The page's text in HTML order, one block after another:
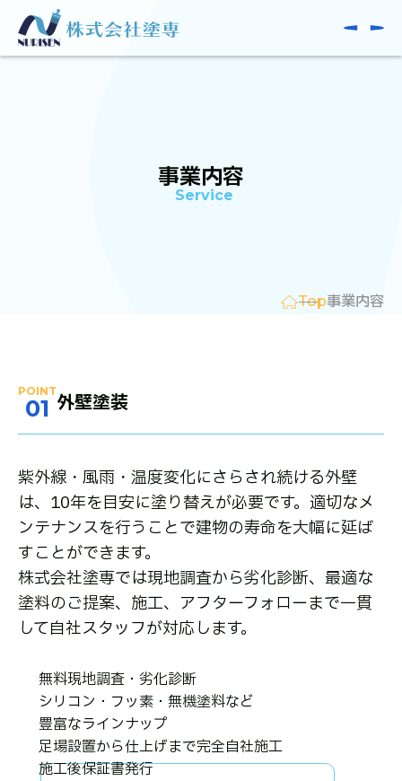
事業内容
Service
Top事業内容
POINT
01 外壁塗装
紫外線・風雨・温度変化にさらされ続ける外壁
は、10年を目安に塗り替えが必要です。適切なメ
ンテナンスを行うことで建物の寿命を大幅に延ば
すことができます。
株式会社塗専では現地調査から劣化診断、最適な
塗料のご提案、施工、アフターフォローまで一貫
して自社スタッフが対応します。
無料現地調査・劣化診断
シリコン・フッ素・無機塗料など
豊富なラインナップ
足場設置から仕上げまで完全自社施工
施工後保証書発行